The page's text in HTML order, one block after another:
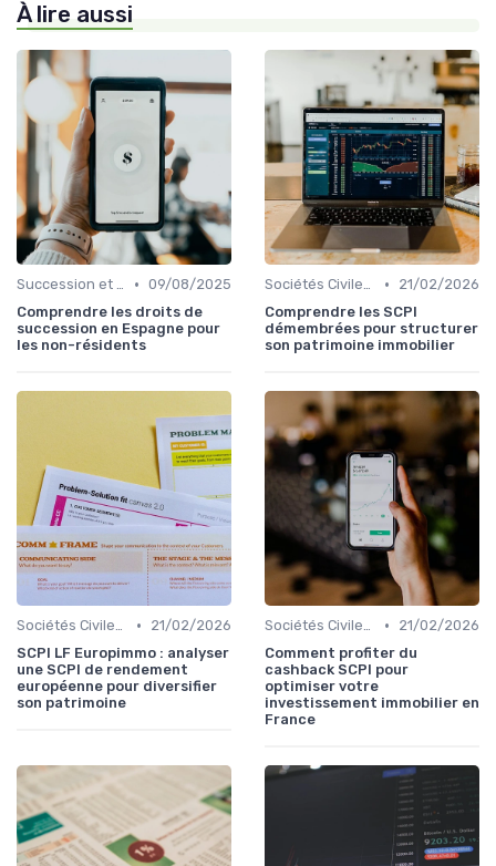
À lire aussi
Succession et Transmission de Patrimoine • 09/08/2025
Comprendre les droits de
succession en Espagne pour
les non-résidents
Sociétés Civiles de Placement Immobilier (SCPI) •
21/02/2026
Comprendre les SCPI
démembrées pour structurer
son patrimoine immobilier
Sociétés Civiles de Placement Immobilier (SCPI) •
21/02/2026
SCPI LF Europimmo : analyser
une SCPI de rendement
européenne pour diversifier
son patrimoine
Sociétés Civiles de Placement Immobilier (SCPI) •
21/02/2026
Comment profiter du
cashback SCPI pour
optimiser votre
investissement immobilier en
France